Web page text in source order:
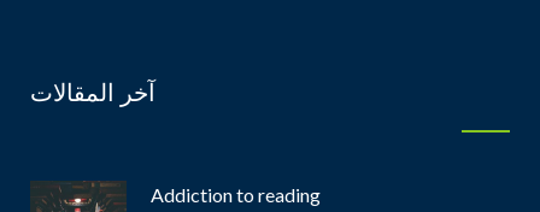
آخر المقالات
Addiction to reading